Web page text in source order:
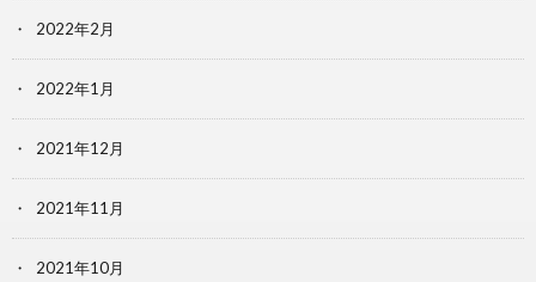
2022年2月
2022年1月
2021年12月
2021年11月
2021年10月